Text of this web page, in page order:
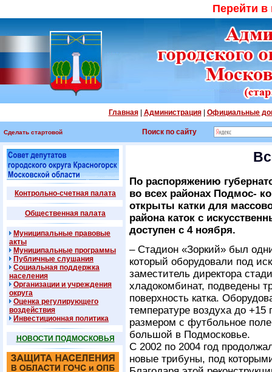
Перейти
Главная| Администрация| Официальные
Сделать стартовой Поиск по сайту
Контрольно-счетная палата
Общественная палата
Муниципальные правовые
акты
Муниципальные программы
Публичные слушания
Социальная поддержка
населения
Организации и учреждения
округа
Оценка регулирующего
воздействия
Инвестиционная политика
НОВОСТИ ПОДМОСКОВЬЯ
По распоряжению
во всех районах Подмос-
открыты катки для
района каток с
доступен с 4 ноября.
– Стадион «Зоркий» был
который оборудовали под
заместитель директора
хладокомбинат, подведены
поверхность катка.
температуре воздуха до +15
размером с футбольное
большой в Подмосковье.
С 2002 по 2004 год
новые трибуны, под